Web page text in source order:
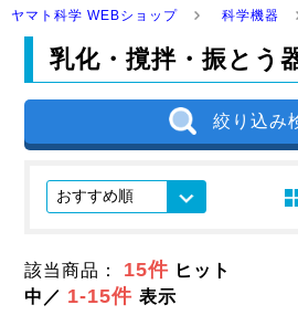
ヤマト科学 WEBショップ 科学機器
乳化・撹拌・振とう
絞り込み
該当商品： 15件 ヒット
中／ 1-15件表示